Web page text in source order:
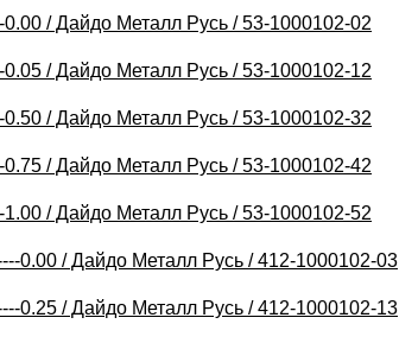
/ Дайдо Металл Русь / 53-1000102-02
/ Дайдо Металл Русь / 53-1000102-12
/ Дайдо Металл Русь / 53-1000102-32
/ Дайдо Металл Русь / 53-1000102-42
/ Дайдо Металл Русь / 53-1000102-52
0.00 / Дайдо Металл Русь / 412-1000102-03
0.25 / Дайдо Металл Русь / 412-1000102-13